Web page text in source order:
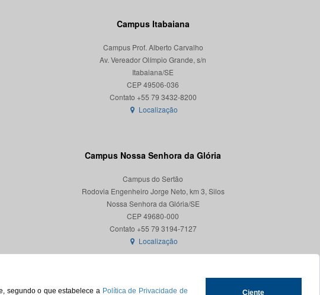
segundo o que estabelece a Política de Privacidade de Ciente
Campus Itabaiana
Campus Prof. Alberto Carvalho
Av. Vereador Olímpio Grande, s/n
Itabaiana/SE
CEP 49506-036
Localização
Campus Nossa Senhora da Glória
Campus do Sertão
Rodovia Engenheiro Jorge Neto, km 3, Silos
Nossa Senhora da Glória/SE
CEP 49680-000
Contato +55 79 3194-7127
Localização